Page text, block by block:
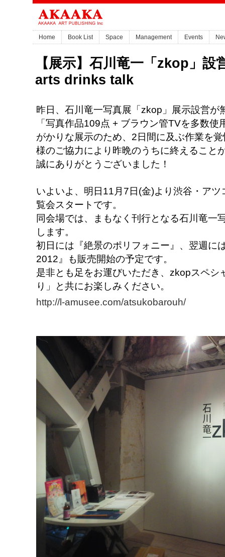
Home Book List Space Management Events
【展示】石川竜一「zkop」
arts drinks talk
昨日、石川竜一写真展「zkop」展示設営が
「写真作品109点 + ブラウン管TVを多数
がかりな展示のため、2日間に及ぶ作業を
様のご協力により昨晩のうちに終えること
誠にありがとうございました！
いよいよ、明日11月7日(金)より渋谷・ア
覧会スタートです。
同会場では、まもなく刊行となる石川竜一
します。
初日には『絶景のポリフォニー』、翌週に
2012』も販売開始の予定です。
是非とも足をお運びいただき、zkopスペシ
り」と共にお楽しみください。
http://l-amusee.com/atsukobarouh/